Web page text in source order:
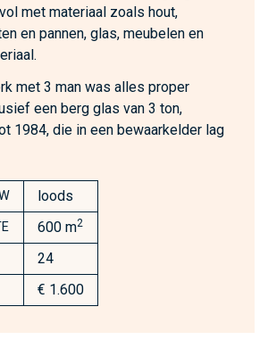
met materiaal zoals hout,
en pannen, glas, meubelen en
met 3 man was alles proper
een berg glas van 3 ton,
1984, die in een bewaarkelder lag
loods
600 m2
24
€ 1.600